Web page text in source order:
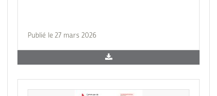
Publié le 27 mars 2026